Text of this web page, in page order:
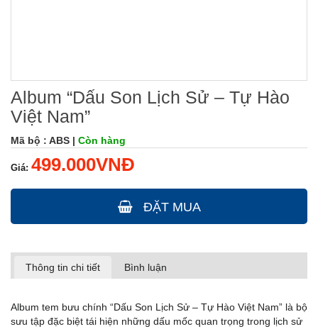
Album “Dấu Son Lịch Sử – Tự Hào
Việt Nam”
Mã bộ : ABS | Còn hàng
Giá: 499.000VNĐ
ĐẶT MUA
Thông tin chi tiết Bình luận
Album tem bưu chính “Dấu Son Lịch Sử – Tự Hào Việt Nam” là bộ
sưu tập đặc biệt tái hiện những dấu mốc quan trọng trong lịch sử